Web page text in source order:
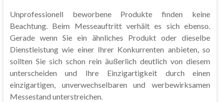
Unprofessionell beworbene Produkte finden keine
Beachtung. Beim Messeauftritt verhält es sich ebenso.
Gerade wenn Sie ein ähnliches Produkt oder dieselbe
Dienstleistung wie einer Ihrer Konkurrenten anbieten, so
sollten Sie sich schon rein äußerlich deutlich von diesem
unterscheiden und Ihre Einzigartigkeit durch einen
einzigartigen, unverwechselbaren und werbewirksamen
Messestand unterstreichen.